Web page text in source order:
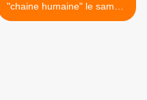
"chaine humaine" le samedi
7 mars >